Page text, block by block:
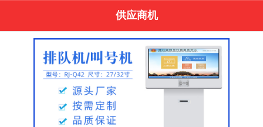
供应商机